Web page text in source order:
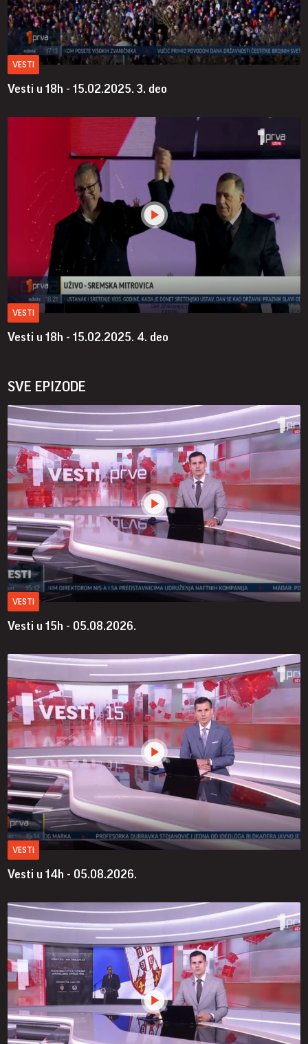
VESTI
Vesti u 18h - 15.02.2025. 3. deo
VESTI
Vesti u 18h - 15.02.2025. 4. deo
SVE EPIZODE
VESTI
Vesti u 15h - 05.08.2026.
VESTI
Vesti u 14h - 05.08.2026.